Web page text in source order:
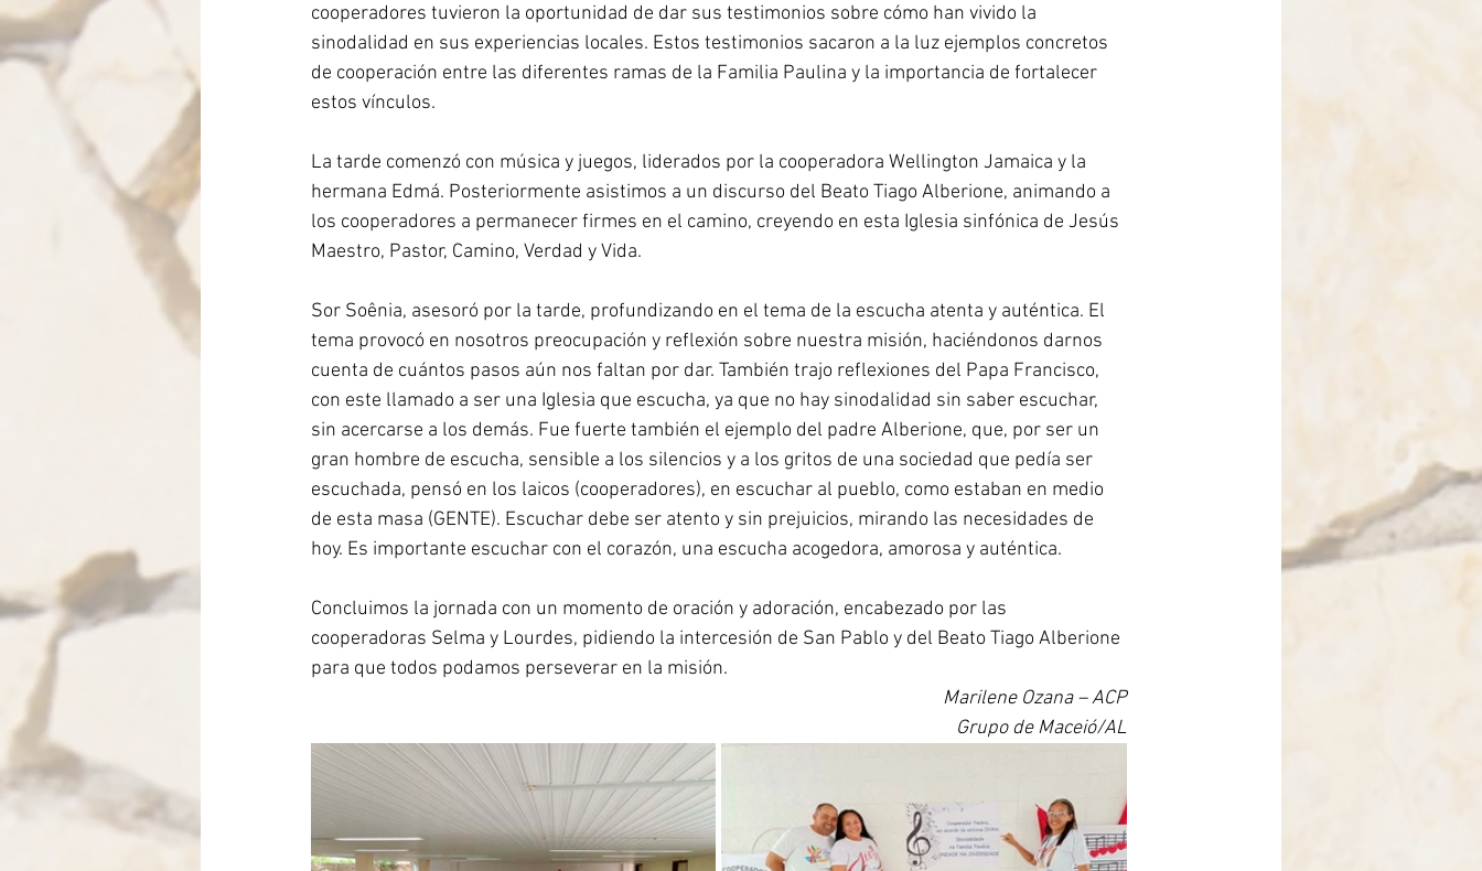
cooperadores tuvieron la oportunidad de dar sus testimonios sobre cómo han vivido la
sinodalidad en sus experiencias locales. Estos testimonios sacaron a la luz ejemplos concretos
de cooperación entre las diferentes ramas de la Familia Paulina y la importancia de fortalecer
estos vínculos.
La tarde comenzó con música y juegos, liderados por la cooperadora Wellington Jamaica y la
hermana Edmá. Posteriormente asistimos a un discurso del Beato Tiago Alberione, animando a
los cooperadores a permanecer firmes en el camino, creyendo en esta Iglesia sinfónica de Jesús
Maestro, Pastor, Camino, Verdad y Vida.
Sor Soênia, asesoró por la tarde, profundizando en el tema de la escucha atenta y auténtica. El
tema provocó en nosotros preocupación y reflexión sobre nuestra misión, haciéndonos darnos
cuenta de cuántos pasos aún nos faltan por dar. También trajo reflexiones del Papa Francisco,
con este llamado a ser una Iglesia que escucha, ya que no hay sinodalidad sin saber escuchar,
sin acercarse a los demás. Fue fuerte también el ejemplo del padre Alberione, que, por ser un
gran hombre de escucha, sensible a los silencios y a los gritos de una sociedad que pedía ser
escuchada, pensó en los laicos (cooperadores), en escuchar al pueblo, como estaban en medio
de esta masa (GENTE). Escuchar debe ser atento y sin prejuicios, mirando las necesidades de
hoy. Es importante escuchar con el corazón, una escucha acogedora, amorosa y auténtica.
Concluimos la jornada con un momento de oración y adoración, encabezado por las
cooperadoras Selma y Lourdes, pidiendo la intercesión de San Pablo y del Beato Tiago Alberione
para que todos podamos perseverar en la misión.
Marilene Ozana – ACP
Grupo de Maceió/AL